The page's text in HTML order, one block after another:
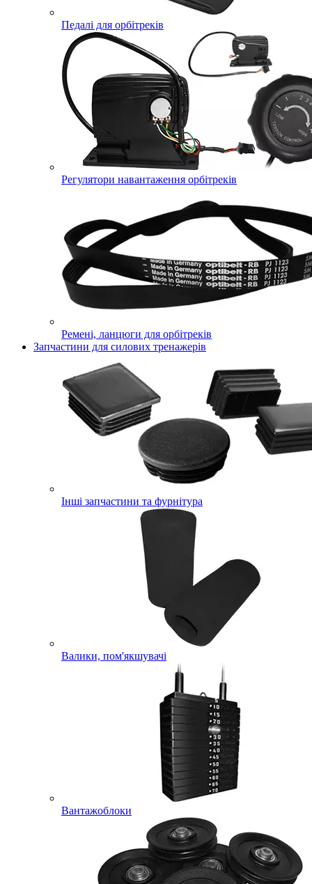
Педалі для орбітреків
Регулятори навантаження орбітреків
Ремені, ланцюги для орбітреків
Запчастини для силових тренажерів
Інші запчастини та фурнітура
Валики, пом'якшувачі
Вантажоблоки